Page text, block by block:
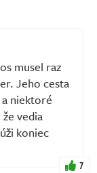
musel raz
Jeho cesta
niektoré
vedia
koniec
7